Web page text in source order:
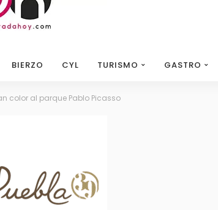
BIERZO CYL TURISMO GASTRO
color al parque Pablo Picasso